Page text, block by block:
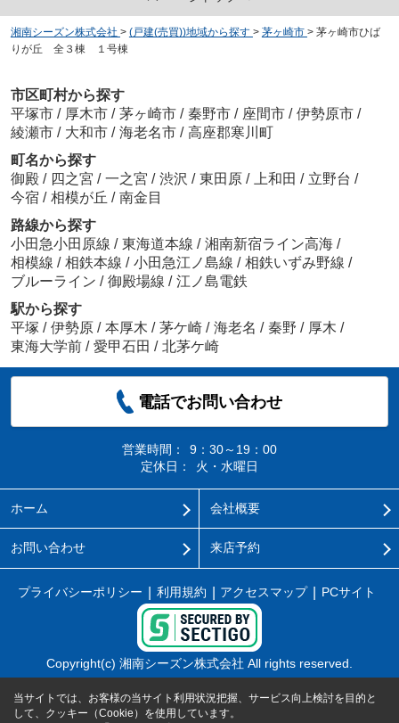
湘南シーズン株式会社 > (戸建(売買))地域から探す > 茅ヶ崎市 > 茅ヶ崎市ひば
りが丘 全３棟 １号棟
市区町村から探す
平塚市 / 厚木市 / 茅ヶ崎市 / 秦野市 / 座間市 / 伊勢原市 /
綾瀬市 / 大和市 / 海老名市 / 高座郡寒川町
町名から探す
御殿 / 四之宮 / 一之宮 / 渋沢 / 東田原 / 上和田 / 立野台 /
今宿 / 相模が丘 / 南金目
路線から探す
小田急小田原線 / 東海道本線 / 湘南新宿ライン高海 /
相模線 / 相鉄本線 / 小田急江ノ島線 / 相鉄いずみ野線 /
ブルーライン / 御殿場線 / 江ノ島電鉄
駅から探す
平塚 / 伊勢原 / 本厚木 / 茅ケ崎 / 海老名 / 秦野 / 厚木 /
東海大学前 / 愛甲石田 / 北茅ケ崎
電話でお問い合わせ
営業時間：
9：30～19：00
定休日：
火・水曜日
ホーム 会社概要
お問い合わせ 来店予約
プライバシーポリシー 利用規約 アクセスマップ PCサイト
Copyright(c) 湘南シーズン株式会社 All rights reserved.
当サイトでは、お客様の当サイト利用状況把握、サービス向上検討を目的と
して、クッキー（Cookie）を使用しています。